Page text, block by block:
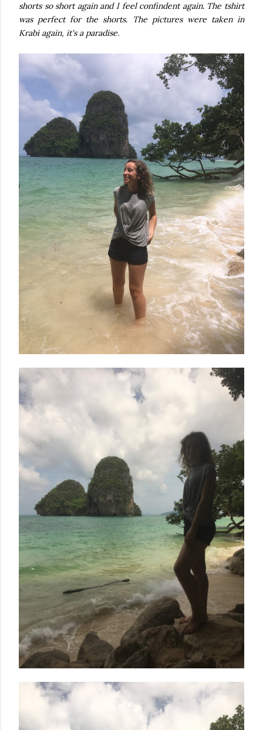
shorts so short again and I feel confindent again. The tshirt
was perfect for the shorts. The pictures were taken in
Krabi again, it's a paradise.